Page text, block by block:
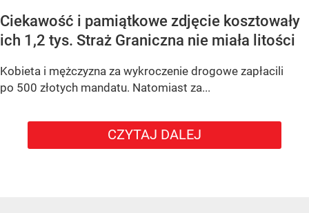
Ciekawość i pamiątkowe zdjęcie kosztowały
ich 1,2 tys. Straż Graniczna nie miała litości
Kobieta i mężczyzna za wykroczenie drogowe zapłacili
po 500 złotych mandatu. Natomiast za...
CZYTAJ DALEJ